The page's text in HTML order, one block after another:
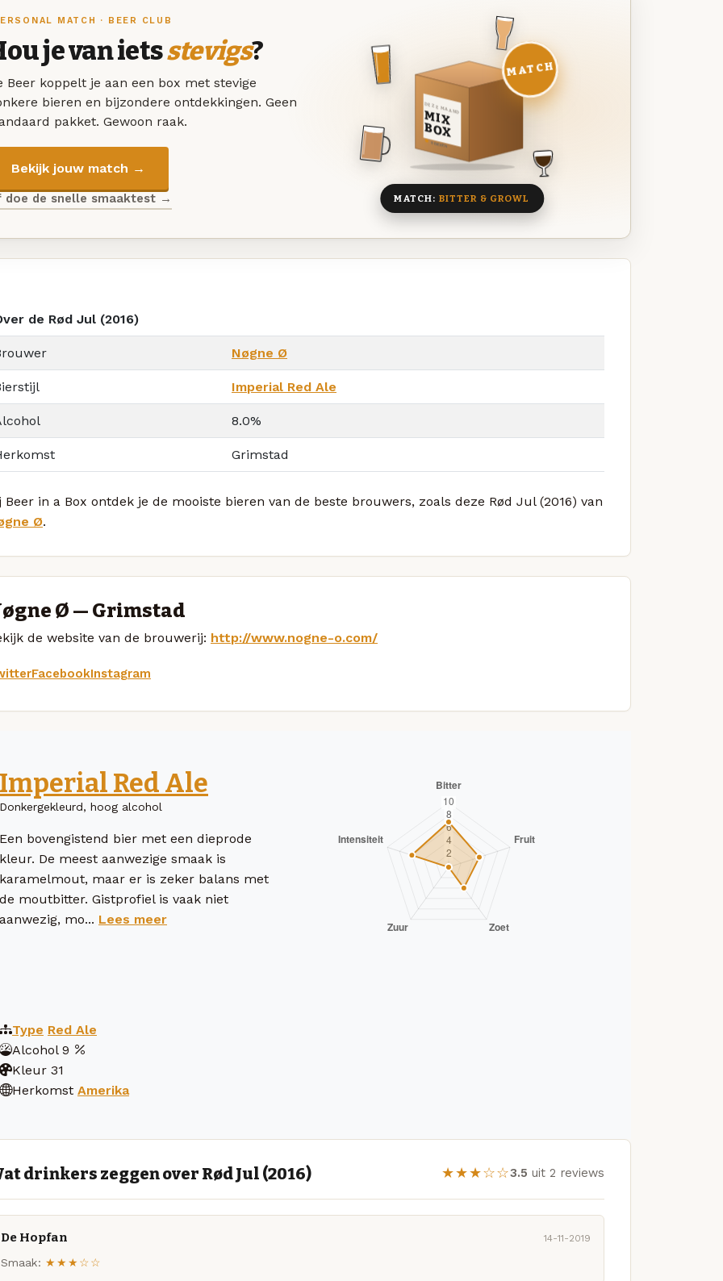
MATCH · BEER CLUB
je van ietsstevigs?
Beer koppelt je aan een box met stevige
bieren en bijzondere ontdekkingen. Geen
pakket. Gewoon raak.
Bekijk jouw match →
doe de snelle smaaktest →
DEZE MAAND
MIX
BOX
8 BIEREN
MATCH
MATCH: BITTER & GROWL
de Rød Jul (2016)
Nøgne Ø
Imperial Red Ale
8.0%
Grimstad
Beer in a Box ontdek je de mooiste bieren van de beste brouwers, zoals deze Rød Jul (2016) van
Ø.
Ø — Grimstad
de website van de brouwerij: http://www.nogne-o.com/
FacebookInstagram
Imperial Red Ale
Donkergekleurd, hoog alcohol
Een bovengistend bier met een dieprode
kleur. De meest aanwezige smaak is
karamelmout, maar er is zeker balans met
de moutbitter. Gistprofiel is vaak niet
aanwezig, mo... Lees meer
Type Red Ale
Alcohol 9
Kleur 31
Herkomst Amerika
drinkers zeggen over Rød Jul (2016) ★★★☆☆3.5 uit 2 reviews
De Hopfan 14-11-2019
Smaak: ★★★☆☆